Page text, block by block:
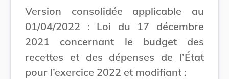
Version consolidée applicable au
01/04/2022 : Loi du 17 décembre
2021 concernant le budget des
recettes et des dépenses de l’État
pour l’exercice 2022 et modifiant :